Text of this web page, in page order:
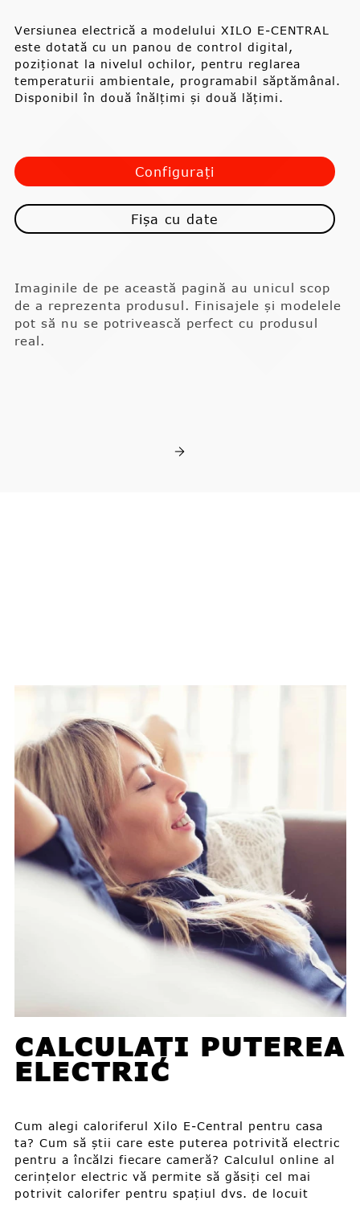
Versiunea electrică a modelului XILO E-CENTRAL
este dotată cu un panou de control digital,
poziționat la nivelul ochilor, pentru reglarea
temperaturii ambientale, programabil săptămânal.
Disponibil în două înălțimi și două lățimi.
Configurați
Fișa cu date
Imaginile de pe această pagină au unicul scop
de a reprezenta produsul. Finisajele și modelele
pot să nu se potrivească perfect cu produsul
real.
CALCULAȚI PUTEREA
ELECTRIC
Cum alegi caloriferul Xilo E-Central pentru casa
ta? Cum să știi care este puterea potrivită electric
pentru a încălzi fiecare cameră? Calculul online al
cerințelor electric vă permite să găsiți cel mai
potrivit calorifer pentru spațiul dvs. de locuit